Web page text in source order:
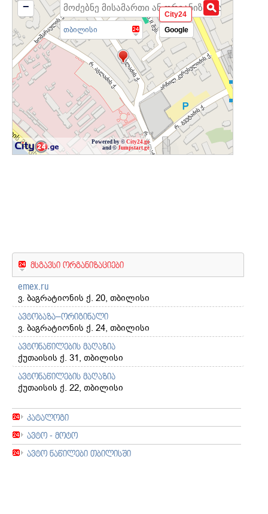
თბილისი
Powered by © City24.ge
and ©Jumpstart.ge
−
City24
Google
მსგავსი ორგანიზაციები
emex.ru
ვ. ბაგრატიონის ქ. 20, თბილისი
ავტობაზა–ორიგინალი
ვ. ბაგრატიონის ქ. 24, თბილისი
ავტონაწილების მაღაზია
ქუთაისის ქ. 31, თბილისი
ავტონაწილების მაღაზია
ქუთაისის ქ. 22, თბილისი
კატალოგი
ავტო - მოტო
ავტო ნაწილები თბილისში